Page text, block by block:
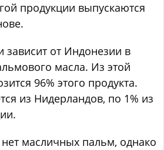
продукции выпускаются
зависит от Индонезии в
масла. Из этой
96% этого продукта.
из Нидерландов, по 1% из
масличных пальм, однако